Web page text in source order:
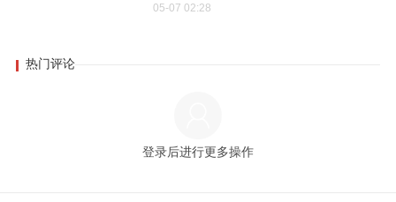
05-07 02:28
热门评论
登录后进行更多操作